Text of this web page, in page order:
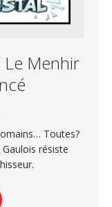
Le Menhir
Toutes?
résiste